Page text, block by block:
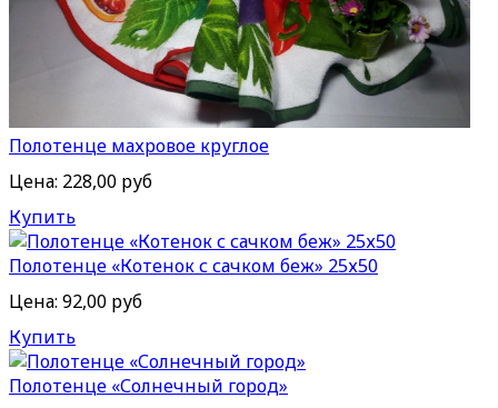
Полотенце махровое круглое
Цена: 228,00 руб
Купить
Полотенце «Котенок с сачком беж» 25х50
Цена: 92,00 руб
Купить
Полотенце «Солнечный город»